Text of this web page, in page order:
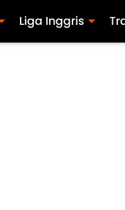
Liga Inggris